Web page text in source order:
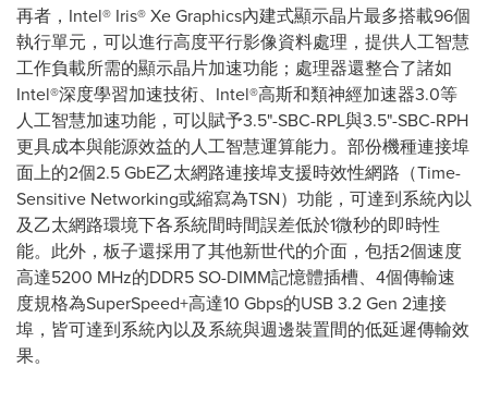
再者，Intel® Iris® Xe Graphics內建式顯示晶片最多搭載96個
執行單元，可以進行高度平行影像資料處理，提供人工智慧
工作負載所需的顯示晶片加速功能；處理器還整合了諸如
Intel®深度學習加速技術、Intel®高斯和類神經加速器3.0等
人工智慧加速功能，可以賦予3.5"-SBC-RPL與3.5"-SBC-RPH
更具成本與能源效益的人工智慧運算能力。部份機種連接埠
面上的2個2.5 GbE乙太網路連接埠支援時效性網路（Time-
Sensitive Networking或縮寫為TSN）功能，可達到系統內以
及乙太網路環境下各系統間時間誤差低於1微秒的即時性
能。此外，板子還採用了其他新世代的介面，包括2個速度
高達5200 MHz的DDR5 SO-DIMM記憶體插槽、4個傳輸速
度規格為SuperSpeed+高達10 Gbps的USB 3.2 Gen 2連接
埠，皆可達到系統內以及系統與週邊裝置間的低延遲傳輸效
果。